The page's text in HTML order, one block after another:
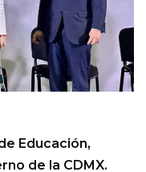
Educación,
de la CDMX.